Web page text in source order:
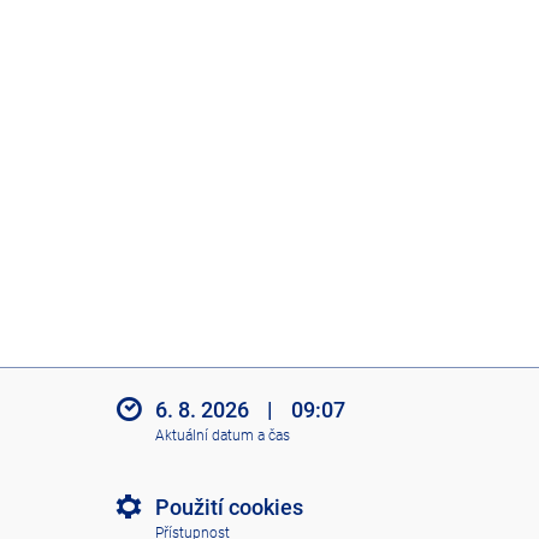
6. 8. 2026 | 09:07
Aktuální datum a čas
Použití cookies
Přístupnost